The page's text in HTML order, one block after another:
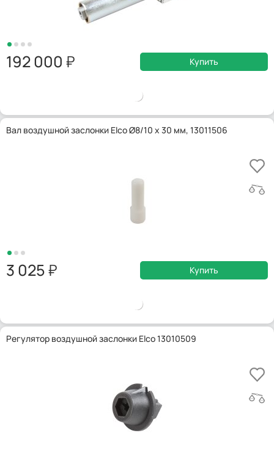
192 000 Купить
Вал воздушной заслонки Elco Ø8/10 x 30 мм, 13011506
3 025 Купить
Регулятор воздушной заслонки Elco 13010509